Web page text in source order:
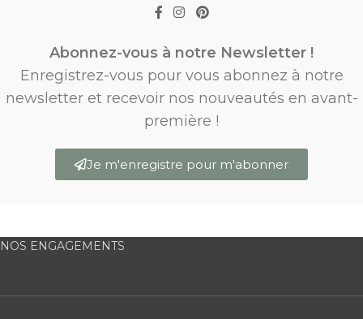
Abonnez-vous à notre Newsletter !
Enregistrez-vous pour vous abonnez à notre
newsletter et recevoir nos nouveautés en avant-
première !
Je m'enregistre pour m'abonner
NOS ENGAGEMENTS